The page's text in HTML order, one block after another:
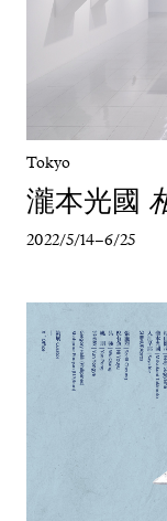
Tokyo
瀧本光國
2022/5/14–6/25